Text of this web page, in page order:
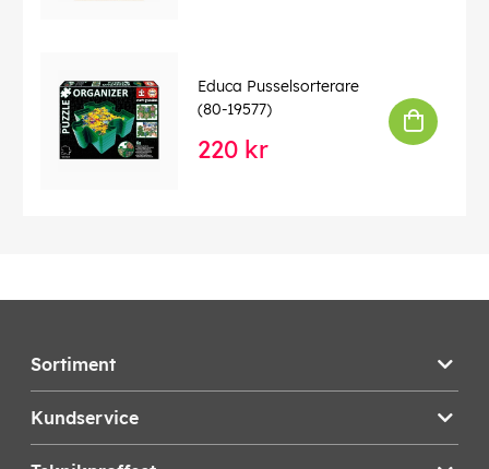
Educa Pusselsorterare
(80-19577)
220 kr
Sortiment
Kundservice